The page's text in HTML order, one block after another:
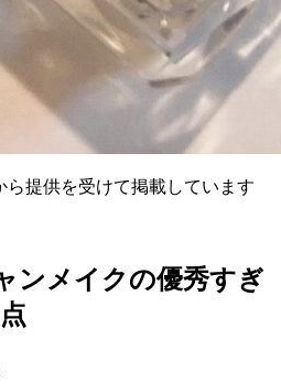
ら提供を受けて掲載しています
ンメイクの優秀すぎ